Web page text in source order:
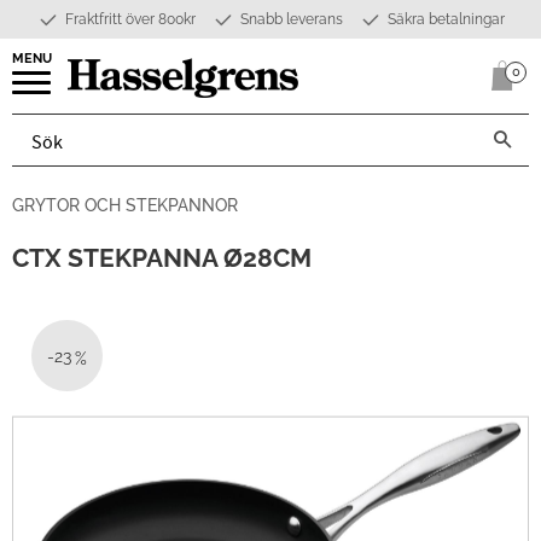
Meny
Fraktfritt över 800kr Snabb leverans Säkra betalningar
0
GRYTOR OCH STEKPANNOR
CTX STEKPANNA Ø28CM
23%